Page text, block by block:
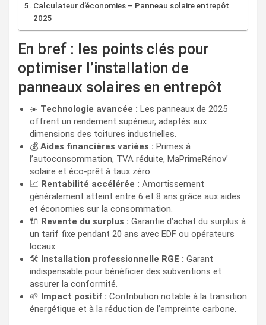
Calculateur d’économies – Panneau solaire entrepôt
2025
En bref : les points clés pour
optimiser l’installation de
panneaux solaires en entrepôt
☀️ Technologie avancée : Les panneaux de 2025
offrent un rendement supérieur, adaptés aux
dimensions des toitures industrielles.
💰 Aides financières variées : Primes à
l’autoconsommation, TVA réduite, MaPrimeRénov’
solaire et éco-prêt à taux zéro.
📈 Rentabilité accélérée : Amortissement
généralement atteint entre 6 et 8 ans grâce aux aides
et économies sur la consommation.
🔌 Revente du surplus : Garantie d’achat du surplus à
un tarif fixe pendant 20 ans avec EDF ou opérateurs
locaux.
🛠️ Installation professionnelle RGE : Garant
indispensable pour bénéficier des subventions et
assurer la conformité.
🌱 Impact positif : Contribution notable à la transition
énergétique et à la réduction de l’empreinte carbone.